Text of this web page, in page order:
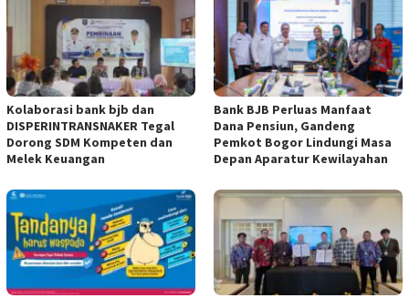
Kolaborasi bank bjb dan
DISPERINTRANSNAKER Tegal
Dorong SDM Kompeten dan
Melek Keuangan
Bank BJB Perluas Manfaat
Dana Pensiun, Gandeng
Pemkot Bogor Lindungi Masa
Depan Aparatur Kewilayahan